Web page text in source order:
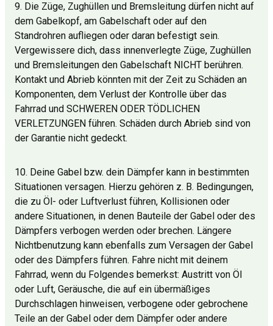
9. Die Züge, Zughüllen und Bremsleitung dürfen nicht auf
dem Gabelkopf, am Gabelschaft oder auf den
Standrohren aufliegen oder daran befestigt sein.
Vergewissere dich, dass innenverlegte Züge, Zughüllen
und Bremsleitungen den Gabelschaft NICHT berühren.
Kontakt und Abrieb könnten mit der Zeit zu Schäden an
Komponenten, dem Verlust der Kontrolle über das
Fahrrad und SCHWEREN ODER TÖDLICHEN
VERLETZUNGEN führen. Schäden durch Abrieb sind von
der Garantie nicht gedeckt.
10. Deine Gabel bzw. dein Dämpfer kann in bestimmten
Situationen versagen. Hierzu gehören z. B. Bedingungen,
die zu Öl- oder Luftverlust führen, Kollisionen oder
andere Situationen, in denen Bauteile der Gabel oder des
Dämpfers verbogen werden oder brechen. Längere
Nichtbenutzung kann ebenfalls zum Versagen der Gabel
oder des Dämpfers führen. Fahre nicht mit deinem
Fahrrad, wenn du Folgendes bemerkst: Austritt von Öl
oder Luft, Geräusche, die auf ein übermäßiges
Durchschlagen hinweisen, verbogene oder gebrochene
Teile an der Gabel oder dem Dämpfer oder andere